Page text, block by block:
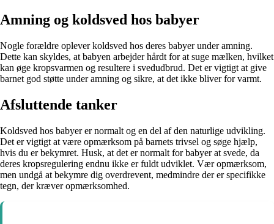
Amning og koldsved hos babyer
Nogle forældre oplever koldsved hos deres babyer under amning.
Dette kan skyldes, at babyen arbejder hårdt for at suge mælken, hvilket
kan øge kropsvarmen og resultere i svedudbrud. Det er vigtigt at give
barnet god støtte under amning og sikre, at det ikke bliver for varmt.
Afsluttende tanker
Koldsved hos babyer er normalt og en del af den naturlige udvikling.
Det er vigtigt at være opmærksom på barnets trivsel og søge hjælp,
hvis du er bekymret. Husk, at det er normalt for babyer at svede, da
deres kropsregulering endnu ikke er fuldt udviklet. Vær opmærksom,
men undgå at bekymre dig overdrevent, medmindre der er specifikke
tegn, der kræver opmærksomhed.